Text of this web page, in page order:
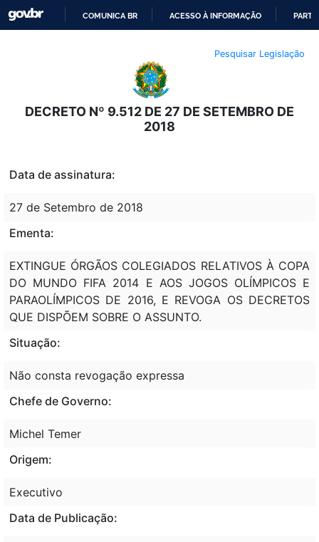
O
CONTEÚDO
COMUNICA BR ACESSO À INFORMAÇÃO
Pesquisar Legislação
DECRETO Nº 9.512 DE 27 DE SETEMBRO DE
2018
Data de assinatura:
27 de Setembro de 2018
Ementa:
EXTINGUE ÓRGÃOS COLEGIADOS RELATIVOS À COPA
DO MUNDO FIFA 2014 E AOS JOGOS OLÍMPICOS E
PARAOLÍMPICOS DE 2016, E REVOGA OS DECRETOS
QUE DISPÕEM SOBRE O ASSUNTO.
Situação:
Não consta revogação expressa
Chefe de Governo:
Michel Temer
Origem:
Executivo
Data de Publicação: